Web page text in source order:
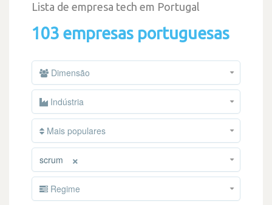
Lista de empresa tech em Portugal
103 empresas portuguesas
Dimensão
Indústria
Mais populares
×
scrum
Regime